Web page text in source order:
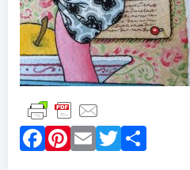
Facebook
Pinterest
EmailTwitter